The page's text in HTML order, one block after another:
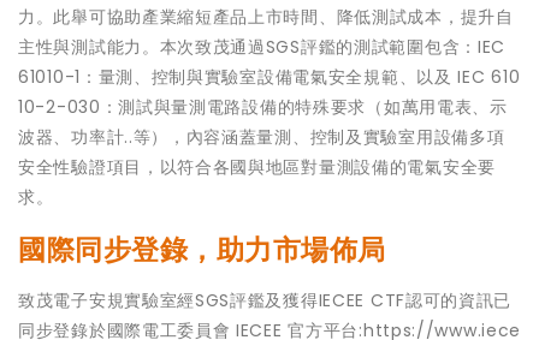
力。此舉可協助產業縮短產品上市時間、降低測試成本，提升自
主性與測試能力。本次致茂通過SGS評鑑的測試範圍包含：IEC
61010-1：量測、控制與實驗室設備電氣安全規範、以及 IEC 610
10-2-030：測試與量測電路設備的特殊要求（如萬用電表、示
波器、功率計..等），內容涵蓋量測、控制及實驗室用設備多項
安全性驗證項目，以符合各國與地區對量測設備的電氣安全要
求。
國際同步登錄，助力市場佈局
致茂電子安規實驗室經SGS評鑑及獲得IECEE CTF認可的資訊已
同步登錄於國際電工委員會 IECEE 官方平台:https://www.iece